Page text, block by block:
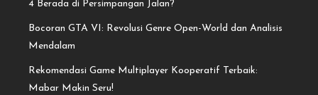
4 Berada di Persimpangan Jalan?
Bocoran GTA VI: Revolusi Genre Open-World dan Analisis
Mendalam
Rekomendasi Game Multiplayer Kooperatif Terbaik:
Mabar Makin Seru!